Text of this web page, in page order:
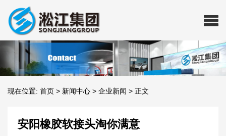
现在位置: 首页 > 新闻中心 > 企业新闻 > 正文
安阳橡胶软接头淘你满意